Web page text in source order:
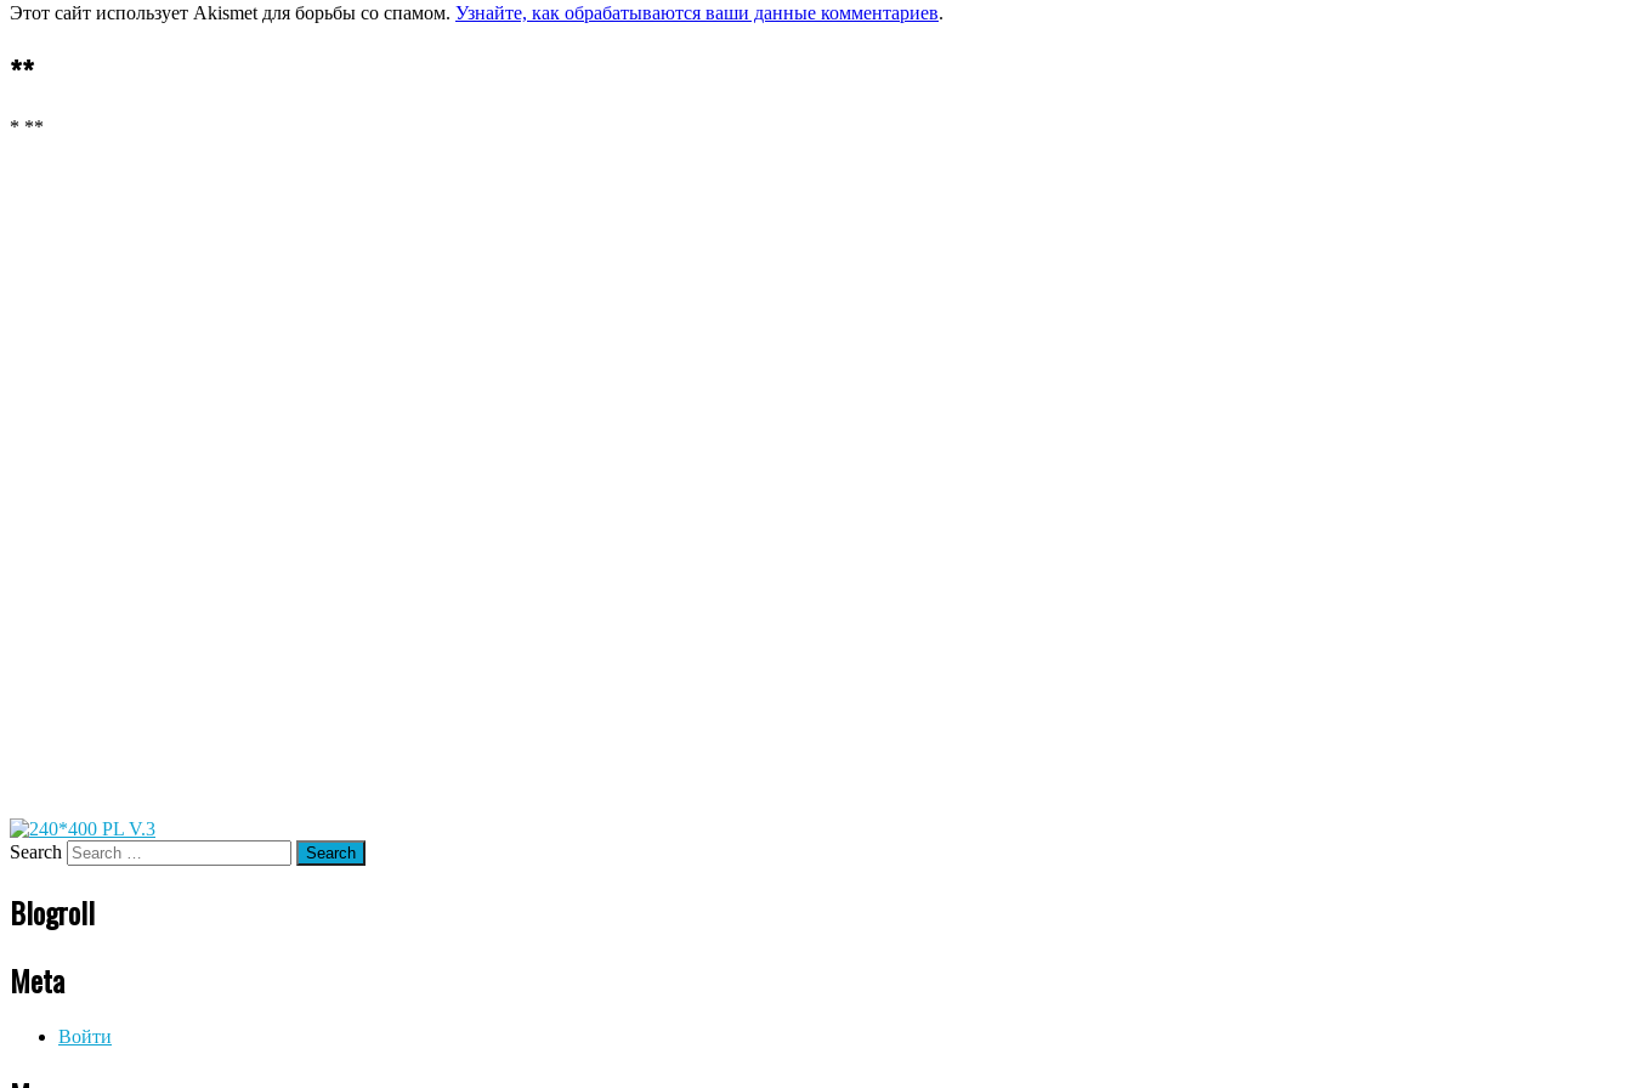
Этот сайт использует Akismet для борьбы со спамом. Узнайте, как обрабатываются ваши данные комментариев.
**
* **
Search
Blogroll
Meta
Войти